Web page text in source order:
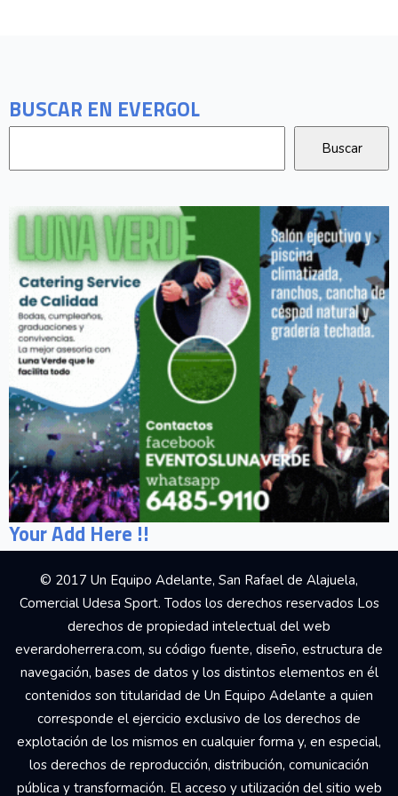
BUSCAR EN EVERGOL
Your Add Here !!
© 2017 Un Equipo Adelante, San Rafael de Alajuela,
Comercial Udesa Sport. Todos los derechos reservados Los
derechos de propiedad intelectual del web
everardoherrera.com, su código fuente, diseño, estructura de
navegación, bases de datos y los distintos elementos en él
contenidos son titularidad de Un Equipo Adelante a quien
corresponde el ejercicio exclusivo de los derechos de
explotación de los mismos en cualquier forma y, en especial,
los derechos de reproducción, distribución, comunicación
pública y transformación. El acceso y utilización del sitio web